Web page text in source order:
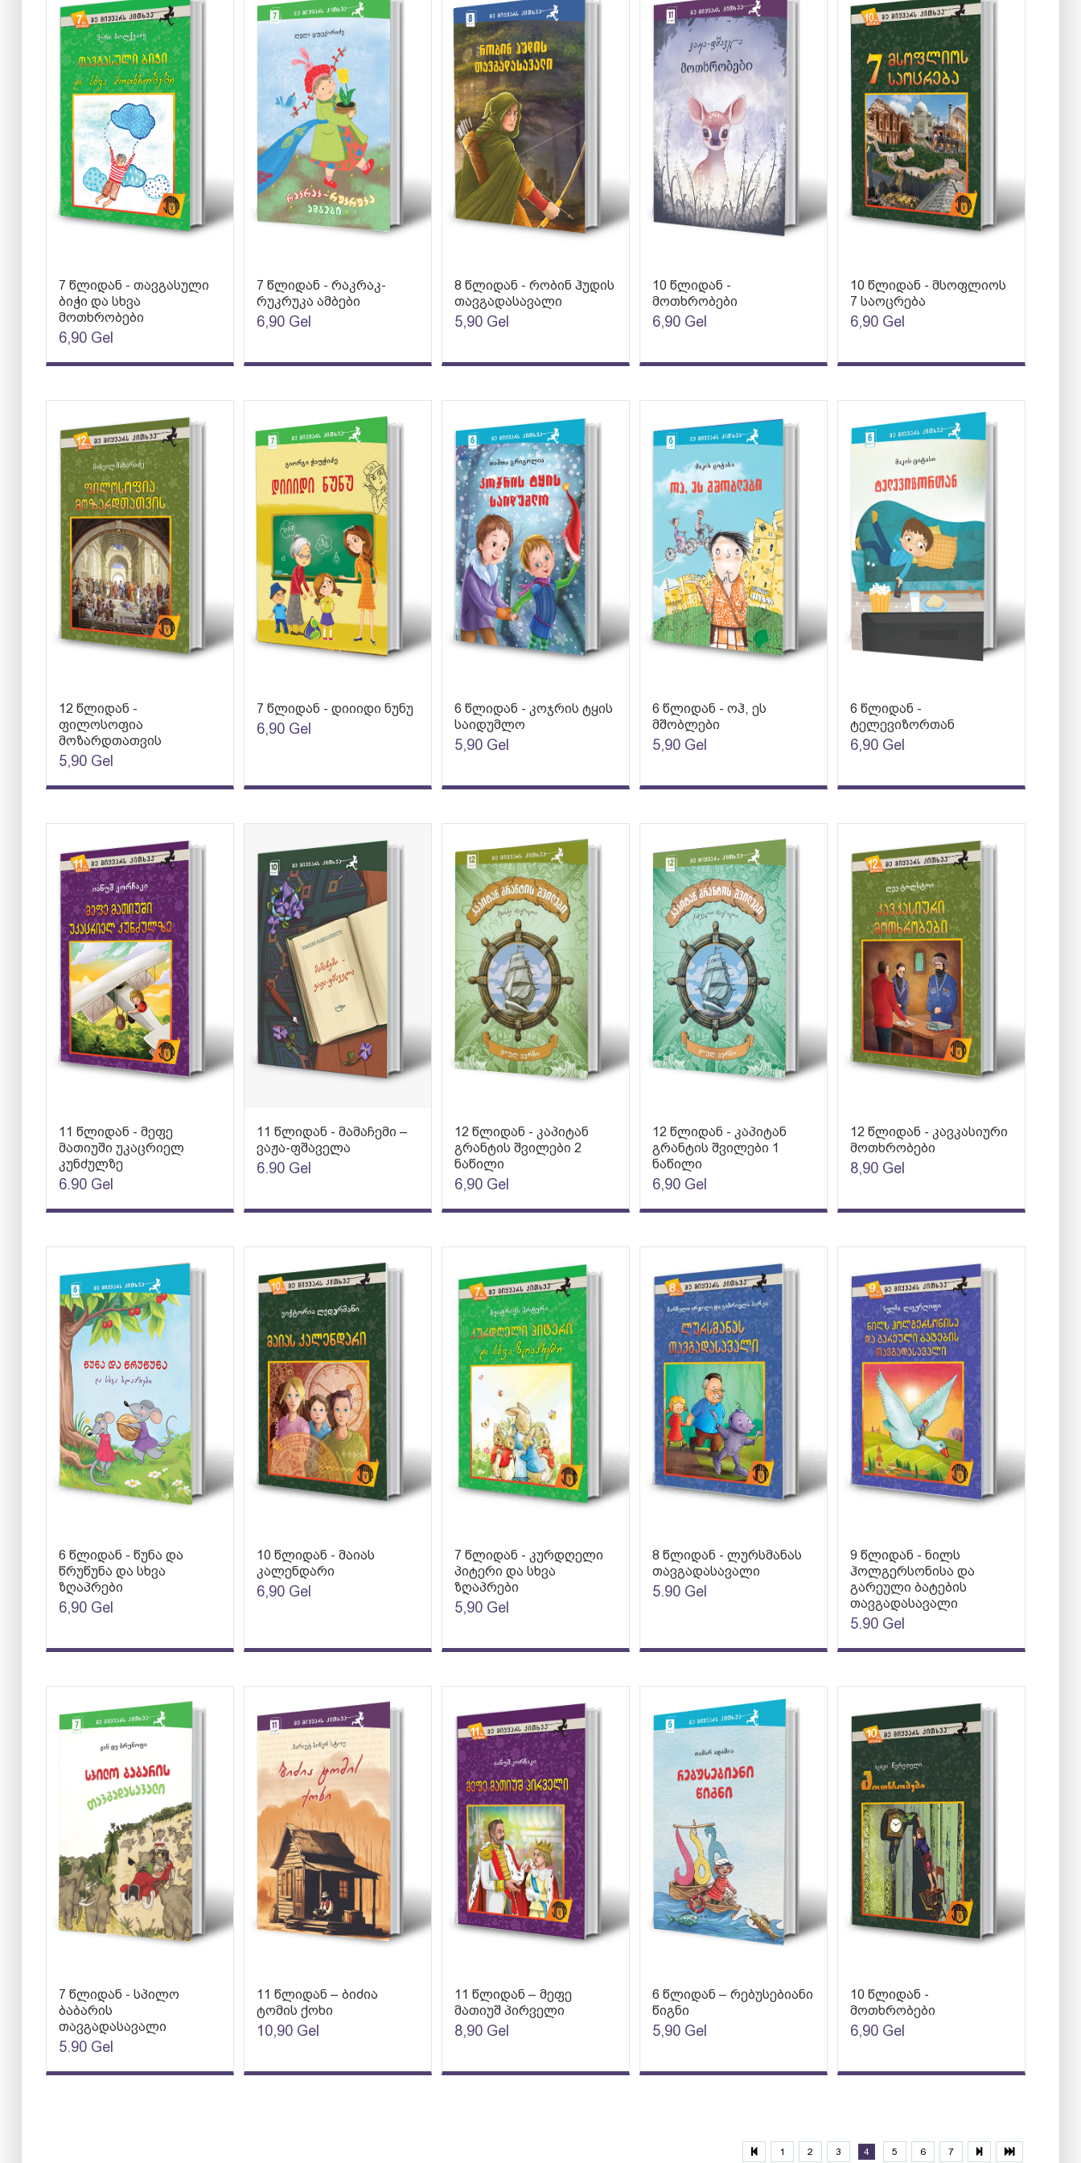
7 წლიდან - თავგასული
ბიჭი და სხვა
მოთხრობები
6,90 Gel
7 წლიდან - რაკრაკ-
რუკრუკა ამბები
6,90 Gel
8 წლიდან - რობინ ჰუდის
თავგადასავალი
5,90 Gel
10 წლიდან -
მოთხრობები
6,90 Gel
10 წლიდან - მსოფლიოს
7 საოცრება
6,90 Gel
12 წლიდან -
ფილოსოფია
მოზარდთათვის
5,90 Gel
7 წლიდან - დიიიდი ნუნუ
6,90 Gel
6 წლიდან - კოჯრის ტყის
საიდუმლო
5,90 Gel
6 წლიდან - ოჰ, ეს
მშობლები
5,90 Gel
6 წლიდან -
ტელევიზორთან
6,90 Gel
11 წლიდან - მეფე
მათიუში უკაცრიელ
კუნძულზე
6.90 Gel
11 წლიდან - მამაჩემი –
ვაჟა-ფშაველა
6.90 Gel
12 წლიდან - კაპიტან
გრანტის შვილები 2
ნაწილი
6,90 Gel
12 წლიდან - კაპიტან
გრანტის შვილები 1
ნაწილი
6,90 Gel
12 წლიდან - კავკასიური
მოთხრობები
8,90 Gel
6 წლიდან - წუნა და
წრუწუნა და სხვა
ზღაპრები
6,90 Gel
10 წლიდან - მაიას
კალენდარი
6,90 Gel
7 წლიდან - კურდღელი
პიტერი და სხვა
ზღაპრები
5,90 Gel
8 წლიდან - ლურსმანას
თავგადასავალი
5.90 Gel
9 წლიდან - ნილს
ჰოლგერსონისა და
გარეული ბატების
თავგადასავალი
5.90 Gel
7 წლიდან - სპილო
ბაბარის
თავგადასავალი
5.90 Gel
11 წლიდან – ბიძია
ტომის ქოხი
10,90 Gel
11 წლიდან – მეფე
მათიუშ პირველი
8,90 Gel
6 წლიდან – რებუსებიანი
წიგნი
5,90 Gel
10 წლიდან -
მოთხრობები
6,90 Gel
1 2 3 4 5 6 7